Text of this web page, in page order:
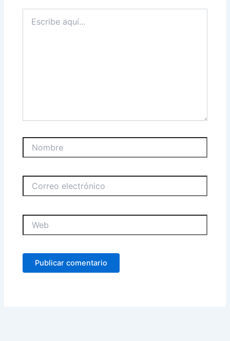
aquí...
electrónico